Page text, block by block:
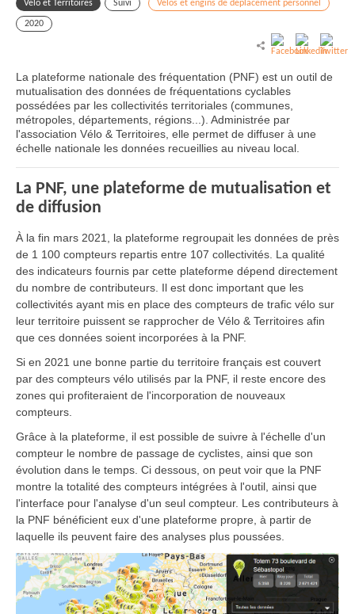
Vélo et Territoires Suivi Vélos et engins de déplacement personnel
2020
La plateforme nationale des fréquentation (PNF) est un outil de
mutualisation des données de fréquentations cyclables
possédées par les collectivités territoriales (communes,
métropoles, départements, régions...). Administrée par
l'association Vélo & Territoires, elle permet de diffuser à une
échelle nationale les données recueillies au niveau local.
La PNF, une plateforme de mutualisation et
de diffusion
À la fin mars 2021, la plateforme regroupait les données de près
de 1 100 compteurs repartis entre 107 collectivités. La qualité
des indicateurs fournis par cette plateforme dépend directement
du nombre de contributeurs. Il est donc important que les
collectivités ayant mis en place des compteurs de trafic vélo sur
leur territoire puissent se rapprocher de Vélo & Territoires afin
que ces données soient incorporées à la PNF.
Si en 2021 une bonne partie du territoire français est couvert
par des compteurs vélo utilisés par la PNF, il reste encore des
zones qui profiteraient de l'incorporation de nouveaux
compteurs.
Grâce à la plateforme, il est possible de suivre à l'échelle d'un
compteur le nombre de passage de cyclistes, ainsi que son
évolution dans le temps. Ci dessous, on peut voir que la PNF
montre la totalité des compteurs intégrées à l'outil, ainsi que
l'interface pour l'analyse d'un seul compteur. Les contributeurs à
la PNF bénéficient eux d'une plateforme propre, à partir de
laquelle ils peuvent faire des analyses plus poussées.